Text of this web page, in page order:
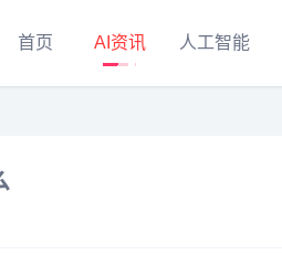
首页 AI资讯 人工智能